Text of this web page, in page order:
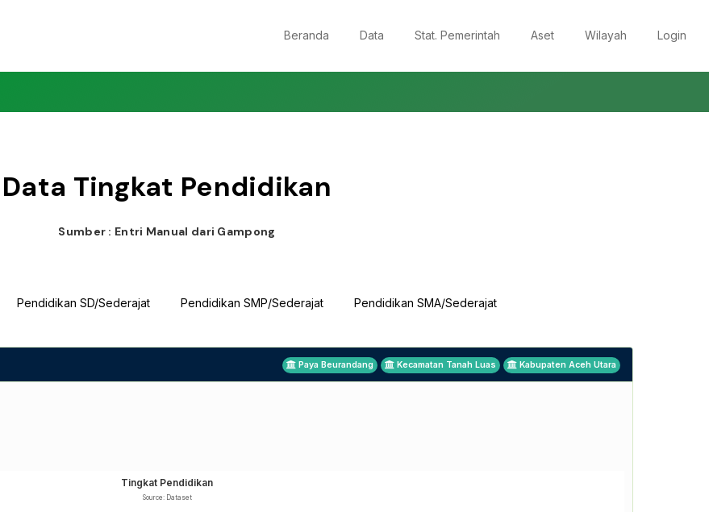
Beranda Data Stat. Pemerintah Aset Wilayah Login
Data Tingkat Pendidikan
Sumber : Entri Manual dari Gampong
Pendidikan SD/Sederajat Pendidikan SMP/Sederajat Pendidikan SMA/Sederajat
Paya Beurandang Kecamatan Tanah Luas Kabupaten Aceh Utara
Tingkat Pendidikan
Source: Dataset